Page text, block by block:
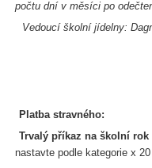
počtu dní v měsíci po
Vedoucí školní jídelny:
Platba stravného:
Trvalý příkaz na školní rok
nastavte podle kategorie x